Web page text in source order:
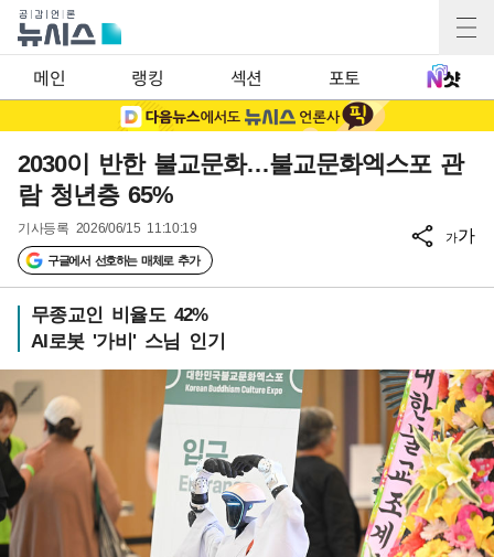
메인 랭킹 섹션 포토
2030이 반한 불교문화…불교문화엑스포 관
람 청년층 65%
기사등록 2026/06/15 11:10:19
구글에서 선호하는 매체로 추가
가가
무종교인 비율도 42%
AI로봇 '가비' 스님 인기